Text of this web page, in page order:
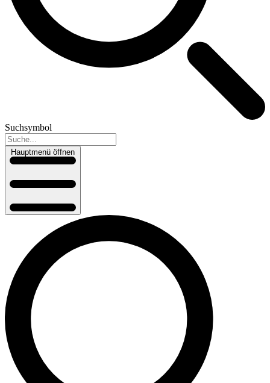
Suchsymbol
Hauptmenü öffnen